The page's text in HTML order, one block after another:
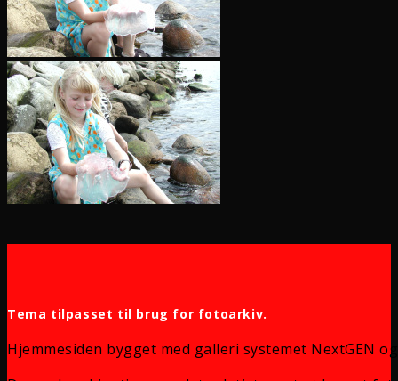
Tema tilpasset til brug for fotoarkiv.
Hjemmesiden bygget med galleri systemet NextGEN